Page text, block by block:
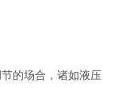
的场合，诸如液压